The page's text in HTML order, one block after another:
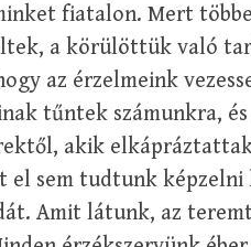
fiatalon. Mert
a körülöttük való
az érzelmeink
tűntek számunkra,
akik
el sem tudtunk képzelni
Amit látunk, az